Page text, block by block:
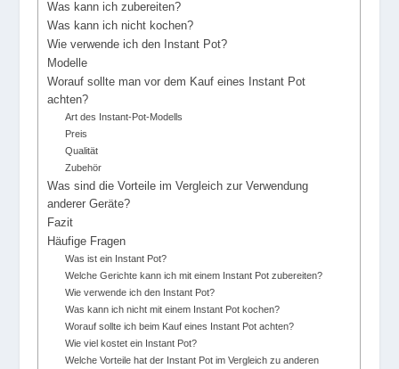
Was kann ich zubereiten?
Was kann ich nicht kochen?
Wie verwende ich den Instant Pot?
Modelle
Worauf sollte man vor dem Kauf eines Instant Pot
achten?
Art des Instant-Pot-Modells
Preis
Qualität
Zubehör
Was sind die Vorteile im Vergleich zur Verwendung
anderer Geräte?
Fazit
Häufige Fragen
Was ist ein Instant Pot?
Welche Gerichte kann ich mit einem Instant Pot zubereiten?
Wie verwende ich den Instant Pot?
Was kann ich nicht mit einem Instant Pot kochen?
Worauf sollte ich beim Kauf eines Instant Pot achten?
Wie viel kostet ein Instant Pot?
Welche Vorteile hat der Instant Pot im Vergleich zu anderen